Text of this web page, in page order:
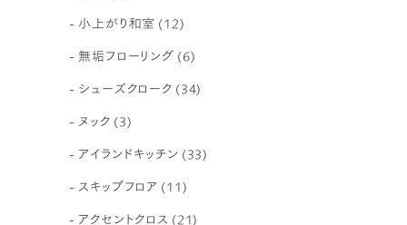
小上がり和室 (12)
無垢フローリング (6)
シューズクローク (34)
ヌック (3)
アイランドキッチン (33)
スキップフロア (11)
アクセントクロス (21)